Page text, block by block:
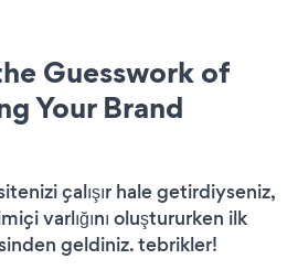
Guesswork of
Your Brand
çalışır hale getirdiyseniz,
varlığını oluştururken ilk
geldiniz. tebrikler!